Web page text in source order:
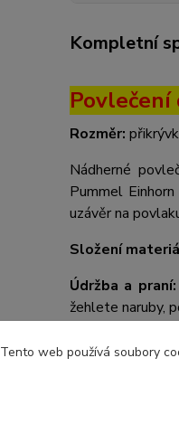
Kompletní
Rozměr:
Nádherné
Pummel
uzávěr na
Složení
Údržba a praní:
žehlete naruby,
Odstíny
Tento web používá soubory